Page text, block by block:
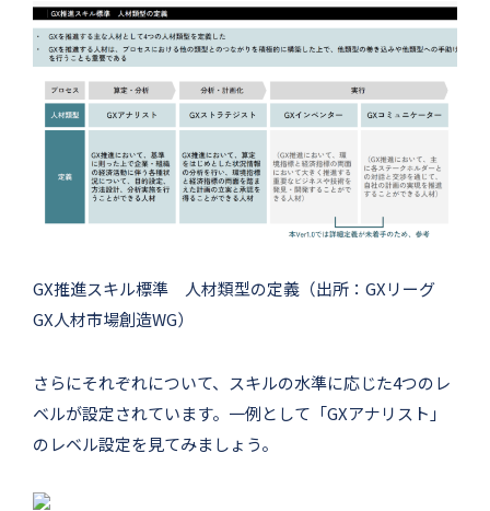
GX推進スキル標準 人材類型の定義（出所：GXリーグ
GX人材市場創造WG）
さらにそれぞれについて、スキルの水準に応じた4つのレ
ベルが設定されています。一例として「GXアナリスト」
のレベル設定を見てみましょう。